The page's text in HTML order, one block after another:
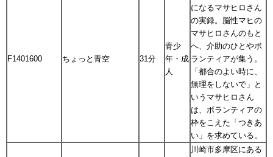
F1401600 ちょっと青空 31分
青少
年・成
人
になるマサヒロさん
の実録。脳性マヒの
マサヒロさんのもと
へ、介助のひとやボ
ランティアが集う。
「都合のよい時に、
無理をしないで」と
いうマサヒロさん
は、ボランティアの
枠をこえた「つきあ
い」を求めている。
川崎市多摩区にある